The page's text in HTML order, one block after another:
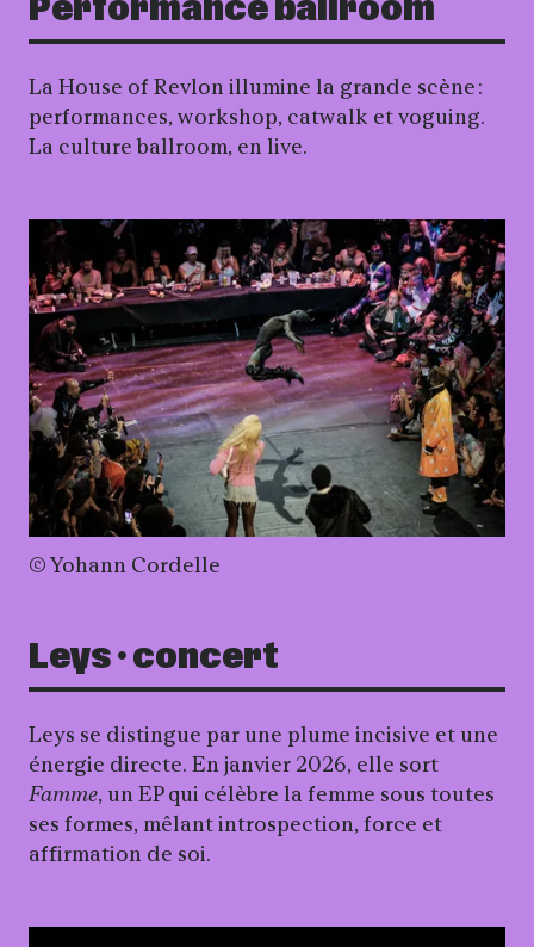
Performance ballroom
La House of Revlon illumine la grande scène :
performances, workshop, catwalk et voguing.
La culture ballroom, en live.
Agrandir
©️ Yohann Cordelle
Leys · concert
Leys se distingue par une plume incisive et une
énergie directe. En janvier 2026, elle sort
Famme, un EP qui célèbre la femme sous toutes
ses formes, mêlant introspection, force et
affirmation de soi.